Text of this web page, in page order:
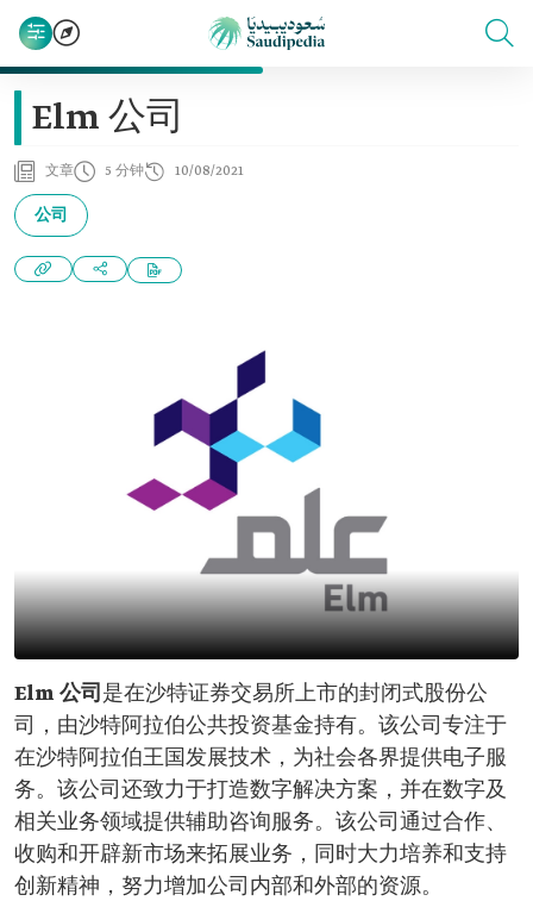
Elm 公司
文章 5 分钟 10/08/2021
公司
Elm 公司是在沙特证券交易所上市的封闭式股份公
司，由沙特阿拉伯公共投资基金持有。该公司专注于
在沙特阿拉伯王国发展技术，为社会各界提供电子服
务。该公司还致力于打造数字解决方案，并在数字及
相关业务领域提供辅助咨询服务。该公司通过合作、
收购和开辟新市场来拓展业务，同时大力培养和支持
创新精神，努力增加公司内部和外部的资源。